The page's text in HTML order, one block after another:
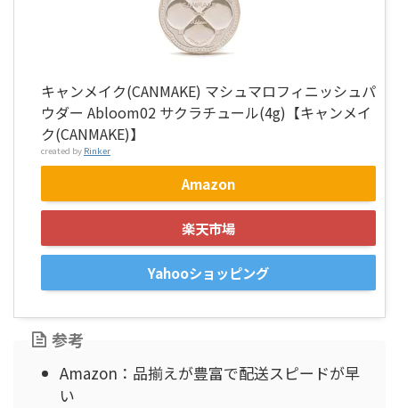
キャンメイク(CANMAKE) マシュマロフィニッシュパ
ウダー Abloom02 サクラチュール(4g)【キャンメイ
ク(CANMAKE)】
created by Rinker
Amazon
楽天市場
Yahooショッピング
参考
Amazon：品揃えが豊富で配送スピードが早
い